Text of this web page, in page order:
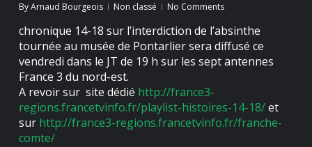
ByArnaud Bourgeois Non classé No Comments
chronique 14-18 sur l’interdiction de l’absinthe
tournée au musée de Pontarlier sera diffusé ce
vendredi dans le JT de 19 h sur les sept antennes
France 3 du nord-est.
A revoir sur site dédié http://france3-
regions.francetvinfo.fr/playlist-histoires-14-18/et
sur http://france3-regions.francetvinfo.fr/franche-
comte/